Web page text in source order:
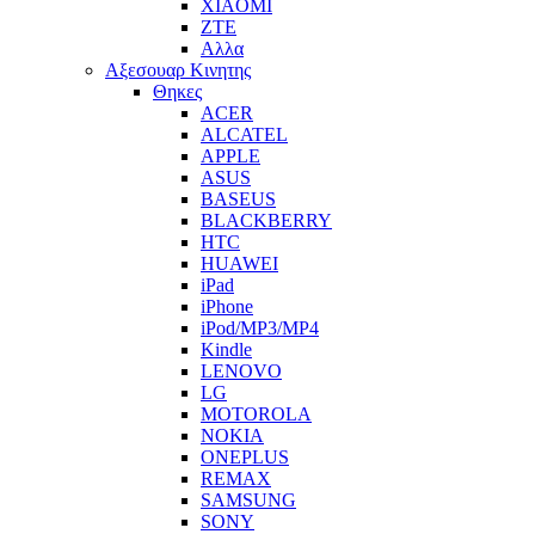
XIAOMI
ZTE
Αλλα
Αξεσουαρ Κινητης
Θηκες
ACER
ALCATEL
APPLE
ASUS
BASEUS
BLACKBERRY
HTC
HUAWEI
iPad
iPhone
iPod/MP3/MP4
Kindle
LENOVO
LG
MOTOROLA
NOKIA
ONEPLUS
REMAX
SAMSUNG
SONY